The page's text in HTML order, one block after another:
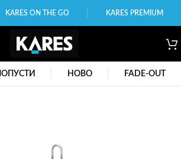
KARES ON THE GO KARES PREMIUM
НОВО FADE-OUT